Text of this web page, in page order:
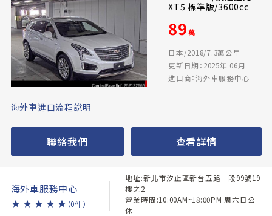
XT5 標準版/3600cc
89萬
日本/2018/7.3萬公里
更新日期：2025年 06月
進口商：海外車服務中心
海外車進口流程說明
聯絡我們 查看詳情
海外車服務中心
★ ★ ★ ★ ★ （0件）
地址:新北市汐止區新台五路一段99號19
樓之2
營業時間:10:00AM~18:00PM 周六日公
休